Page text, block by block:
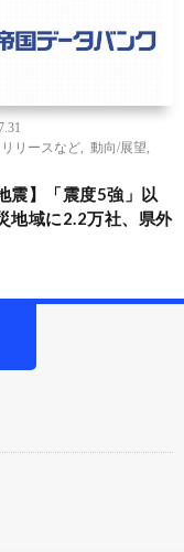
リースなど
動向/展望
震】「震度5強」以
地域に2.2万社、県外